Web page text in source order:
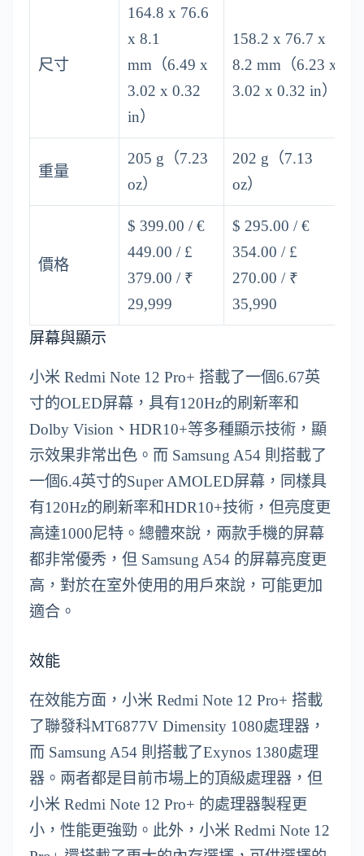
尺寸
164.8 x 76.6
x 8.1
mm（6.49 x
3.02 x 0.32
in）
158.2 x 76.7 x
8.2 mm（6.23 x
3.02 x 0.32 in）
重量
205 g（7.23
oz）
202 g（7.13
oz）
價格
$ 399.00 / €
449.00 / £
379.00 / ₹
29,999
$ 295.00 / €
354.00 / £
270.00 / ₹
35,990
屏幕與顯示
小米 Redmi Note 12 Pro+ 搭載了一個6.67英
寸的OLED屏幕，具有120Hz的刷新率和
Dolby Vision、HDR10+等多種顯示技術，顯
示效果非常出色。而 Samsung A54 則搭載了
一個6.4英寸的Super AMOLED屏幕，同樣具
有120Hz的刷新率和HDR10+技術，但亮度更
高達1000尼特。總體來說，兩款手機的屏幕
都非常優秀，但 Samsung A54 的屏幕亮度更
高，對於在室外使用的用戶來說，可能更加
適合。
效能
在效能方面，小米 Redmi Note 12 Pro+ 搭載
了聯發科MT6877V Dimensity 1080處理器，
而 Samsung A54 則搭載了Exynos 1380處理
器。兩者都是目前市場上的頂級處理器，但
小米 Redmi Note 12 Pro+ 的處理器製程更
小，性能更強勁。此外，小米 Redmi Note 12